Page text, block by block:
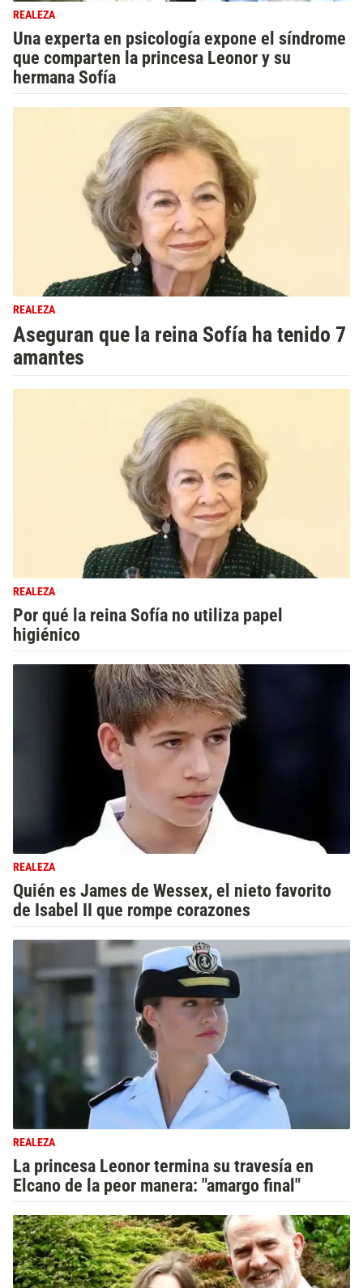
REALEZA
Una experta en psicología expone el síndrome
que comparten la princesa Leonor y su
hermana Sofía
REALEZA
Aseguran que la reina Sofía ha tenido 7
amantes
REALEZA
Por qué la reina Sofía no utiliza papel
higiénico
REALEZA
Quién es James de Wessex, el nieto favorito
de Isabel II que rompe corazones
REALEZA
La princesa Leonor termina su travesía en
Elcano de la peor manera: "amargo final"